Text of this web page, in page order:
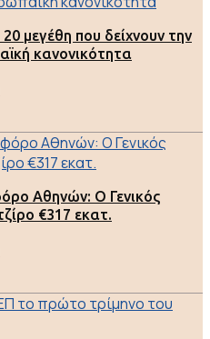
μεγέθη που δείχνουν την
κανονικότητα
Αθηνών: Ο Γενικός
€317 εκατ.